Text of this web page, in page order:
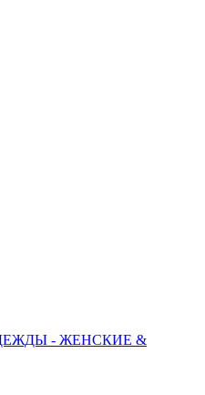
- ЖЕНСКИЕ &